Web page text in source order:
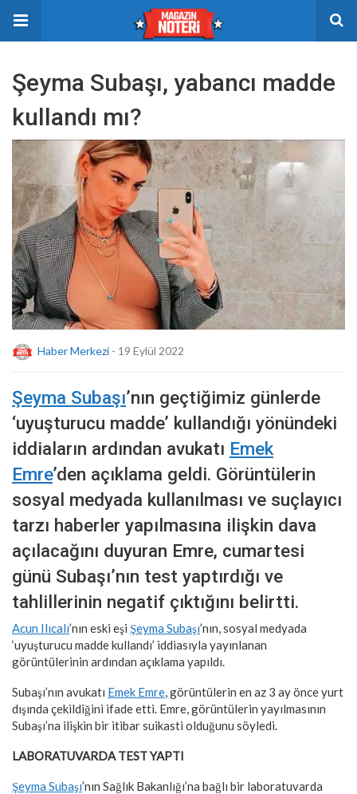
Şeyma Subaşı, yabancı madde
kullandı mı?
Haber Merkezi - 19 Eylül 2022
Şeyma Subaşı’nın geçtiğimiz günlerde
‘uyuşturucu madde’ kullandığı yönündeki
iddiaların ardından avukatı Emek
Emre’den açıklama geldi. Görüntülerin
sosyal medyada kullanılması ve suçlayıcı
tarzı haberler yapılmasına ilişkin dava
açılacağını duyuran Emre, cumartesi
günü Subaşı’nın test yaptırdığı ve
tahlillerinin negatif çıktığını belirtti.
Acun Ilıcalı’nın eski eşi Şeyma Subaşı’nın, sosyal medyada
‘uyuşturucu madde kullandı’ iddiasıyla yayınlanan
görüntülerinin ardından açıklama yapıldı.
Subaşı’nın avukatı Emek Emre, görüntülerin en az 3 ay önce yurt
dışında çekildiğini ifade etti. Emre, görüntülerin yayılmasının
Subaşı’na ilişkin bir itibar suikasti olduğunu söyledi.
LABORATUVARDA TEST YAPTI
Şeyma Subaşı’nın Sağlık Bakanlığı’na bağlı bir laboratuvarda